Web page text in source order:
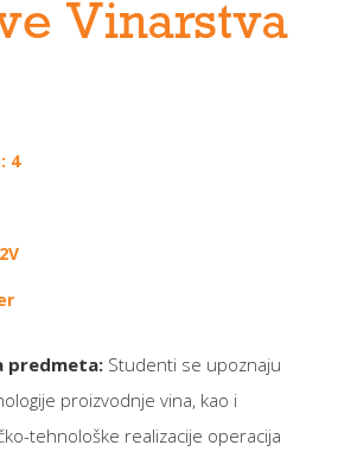
Vinarstva
4
predmeta: Studenti se upoznaju
proizvodnje vina, kao i
tehnološke realizacije operacija